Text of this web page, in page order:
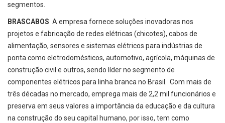
segmentos.
BRASCABOS A empresa fornece soluções inovadoras nos
projetos e fabricação de redes elétricas (chicotes), cabos de
alimentação, sensores e sistemas elétricos para indústrias de
ponta como eletrodomésticos, automotivo, agrícola, máquinas de
construção civil e outros, sendo líder no segmento de
componentes elétricos para linha branca no Brasil. Com mais de
três décadas no mercado, emprega mais de 2,2 mil funcionários e
preserva em seus valores a importância da educação e da cultura
na construção do seu capital humano, por isso, tem como